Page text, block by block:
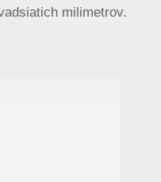
milimetrov.